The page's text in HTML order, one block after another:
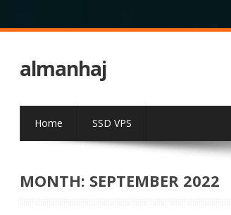
almanhaj
Home SSD VPS
MONTH: SEPTEMBER 2022